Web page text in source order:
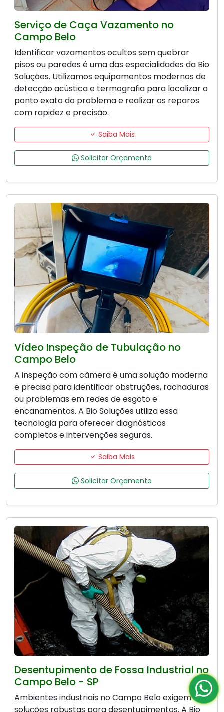
Serviço de Caça Vazamento no
Campo Belo
Identificar vazamentos ocultos sem quebrar
pisos ou paredes é uma das especialidades da Bio
Soluções. Utilizamos equipamentos modernos de
detecção acústica e termografia para localizar o
ponto exato do problema e realizar os reparos
com rapidez e precisão.
Saiba Mais
Solicitar Orçamento
Vídeo Inspeção de Tubulação no
Campo Belo
A inspeção com câmera é uma solução moderna
e precisa para identificar obstruções, rachaduras
ou problemas em redes de esgoto e
encanamentos. A Bio Soluções utiliza essa
tecnologia para oferecer diagnósticos
completos e intervenções seguras.
Saiba Mais
Solicitar Orçamento
Desentupimento de Fossa Industrial no
Campo Belo - SP
Ambientes industriais no Campo Belo exigem